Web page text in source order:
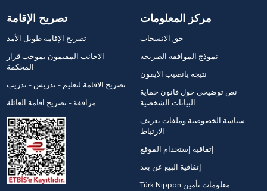
تصريح الإقامة
تصريح الإقامة طويل الأمد
الاجانب المقيمون بموجب قرار
المحكمة
تصريح الاقامة لتعليم - تدريس - تدريب
مرافقة - تصريح اقامة العائلة
مركز المعلومات
حق الانسحاب
نموذج الموافقة الصريحة
نتيجة يانصيب الايفون
نص توضيحي حول قانون حماية
البيانات الشخصية
سياسة الخصوصية وملفات تعريف
الارتباط
إتفاقية إستخدام الموقع
إتفاقية البيع عن بعد
Türk Nippon معلومات تأمين